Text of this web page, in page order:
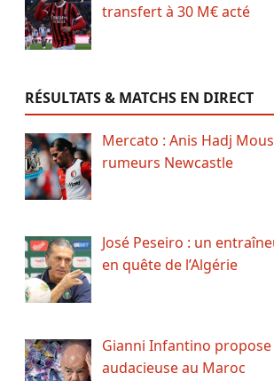
transfert à 30 M€ acté
RÉSULTATS & MATCHS EN DIRECT
Mercato : Anis Hadj
rumeurs Newcastle
José Peseiro : un
en quête de l’Algérie
Gianni Infantino
audacieuse au Maroc